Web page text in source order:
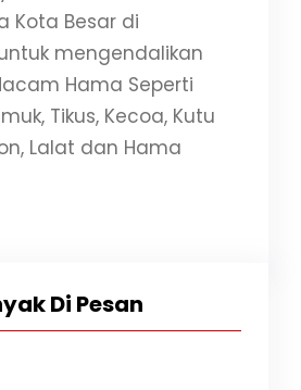
Kota Besar di
mengendalikan
Hama Seperti
Tikus, Kecoa, Kutu
Lalat dan Hama
Di Pesan